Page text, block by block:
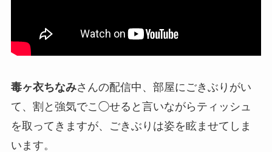
毒ヶ衣ちなみさんの配信中、部屋にごきぶりがい
て、割と 強気でこ◯せる と言いながらティッシュ
を取ってきますが、ごきぶりは姿を眩ませてしま
います。